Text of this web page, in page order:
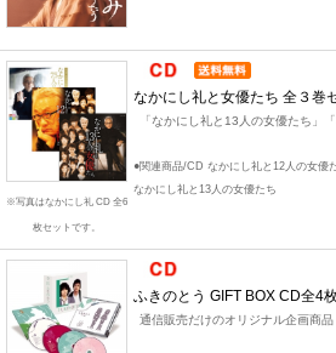
※写真はなかにし礼 CD 全6
枚セットです。
なかにし礼と女優たち 全３巻
「なかにし礼と13人の女優たち」
●関連商品/CD なかにし礼と12人の女優
なかにし礼と13人の女優たち
ふきのとう GIFT BOX CD全4
通信販売だけのオリジナル企画商品